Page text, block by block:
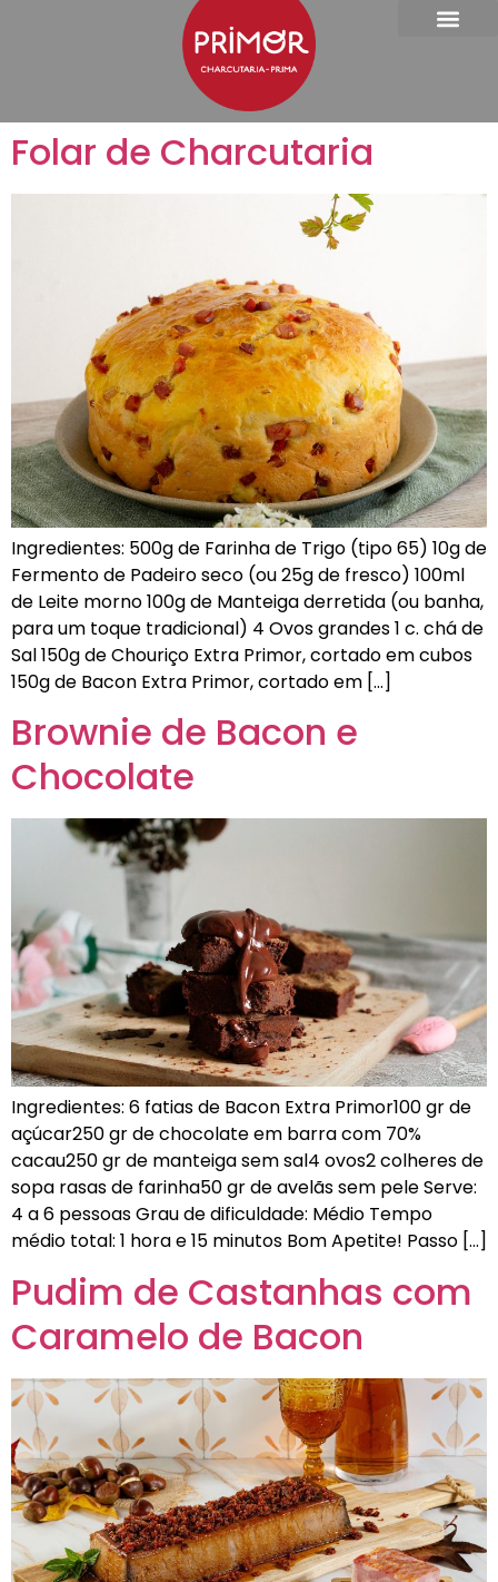
Folar de Charcutaria
Ingredientes: 500g de Farinha de Trigo (tipo 65) 10g de
Fermento de Padeiro seco (ou 25g de fresco) 100ml
de Leite morno 100g de Manteiga derretida (ou banha,
para um toque tradicional) 4 Ovos grandes 1 c. chá de
Sal 150g de Chouriço Extra Primor, cortado em cubos
150g de Bacon Extra Primor, cortado em […]
Brownie de Bacon e
Chocolate
Ingredientes: 6 fatias de Bacon Extra Primor100 gr de
açúcar250 gr de chocolate em barra com 70%
cacau250 gr de manteiga sem sal4 ovos2 colheres de
sopa rasas de farinha50 gr de avelãs sem pele Serve:
4 a 6 pessoas Grau de dificuldade: Médio Tempo
médio total: 1 hora e 15 minutos Bom Apetite! Passo […]
Pudim de Castanhas com
Caramelo de Bacon